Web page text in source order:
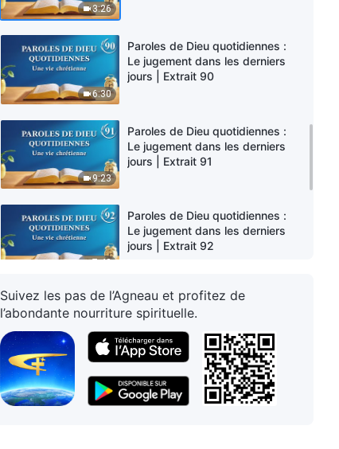
3:26
6:30
Paroles de Dieu quotidiennes :
Le jugement dans les derniers
jours | Extrait 90
9:23
Paroles de Dieu quotidiennes :
Le jugement dans les derniers
jours | Extrait 91
7:42
Paroles de Dieu quotidiennes :
Le jugement dans les derniers
jours | Extrait 92
6:26
Paroles de Dieu quotidiennes :
Le jugement dans les derniers
jours | Extrait 93
Paroles de Dieu quotidiennes :
Le jugement dans les derniers
Suivez les pas de l’Agneau et profitez de
l’abondante nourriture spirituelle.